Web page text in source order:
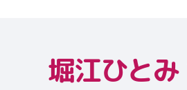
堀江ひとみ